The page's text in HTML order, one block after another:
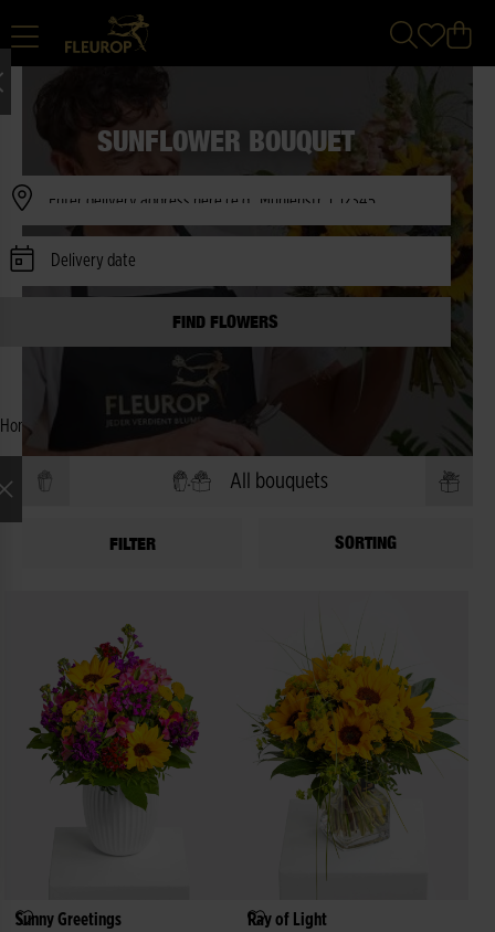
SUNFLOWER BOUQUET
Availability Check
Delivery date
FIND FLOWERS
Home Flowers Sunflowers
FILTER
All bouquets
SORTING
Sunny Greetings
Ray of Light